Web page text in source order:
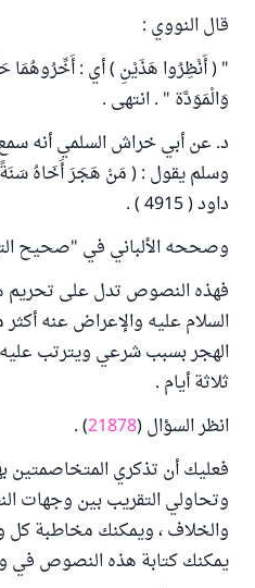
قال النووي :
" ( أَنْظِرُوا هَذَيْنِ ) أي : أَخِّرُوهُمَا
وَالْمَوَدَّة " . انتهى .
د. عن أبي خراش السلمي أنه
وسلم يقول : ( مَنْ هَجَرَ أَخَاهُ
داود ( 4915 ) .
وصححه الألباني في "صحيح
فهذه النصوص تدل على تحريم
السلام عليه والإعراض عنه أكثر
الهجر بسبب شرعي ويترتب
ثلاثة أيام .
انظر السؤال (21878
) .
فعليك أن تذكري المتخاصمتين
وتحاولي التقريب بين وجهات
والخلاف ، ويمكنك مخاطبة كل
يمكنك كتابة هذه النصوص في